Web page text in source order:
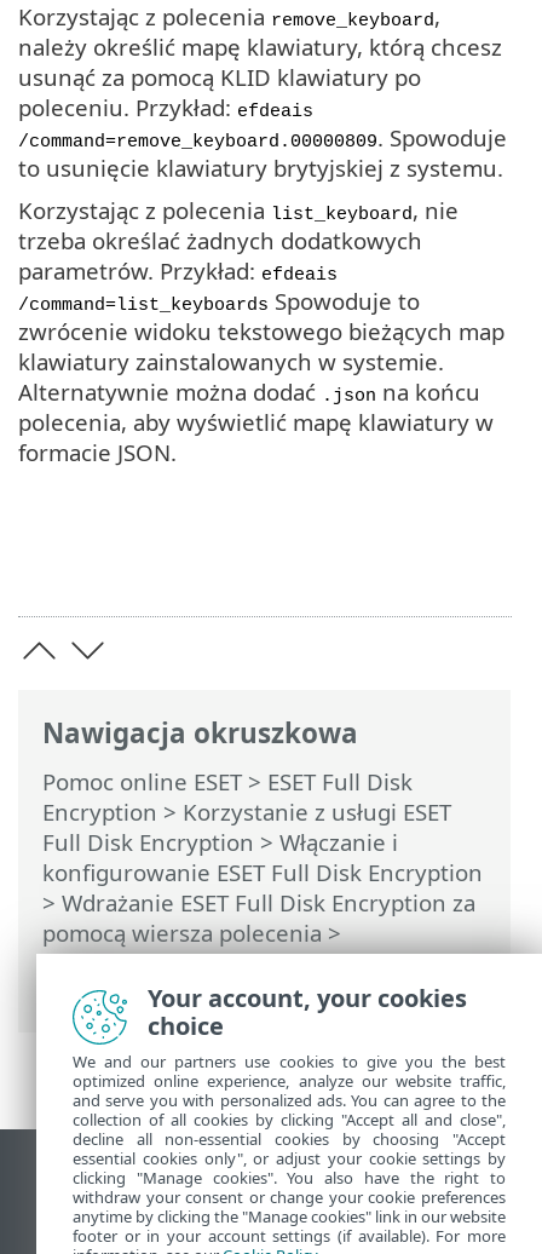
Nawigacja okruszkowa
Pomoc online ESET> ESET Full Disk
Encryption > Korzystanie z usługi ESET
Full Disk Encryption > Włączanie i
konfigurowanie ESET Full Disk Encryption
> Wdrażanie ESET Full Disk Encryption za
pomocą wiersza polecenia>
Dodawanie/usuwanie układów
klawiatury za pomocą wiersza poleceń
Korzystając z polecenia remove_keyboard,
należy określić mapę klawiatury, którą chcesz
usunąć za pomocą KLID klawiatury po
poleceniu. Przykład: efdeais
/command=remove_keyboard.00000809. Spowoduje
to usunięcie klawiatury brytyjskiej z systemu.
Korzystając z polecenia list_keyboard, nie
trzeba określać żadnych dodatkowych
parametrów. Przykład: efdeais
/command=list_keyboards Spowoduje to
zwrócenie widoku tekstowego bieżących map
klawiatury zainstalowanych w systemie.
Alternatywnie można dodać .json na końcu
polecenia, aby wyświetlić mapę klawiatury w
formacie JSON.
Wyświetl witrynę internetową dla
komputerów
End of Life
Your account, your cookies
choice
We and our partners use cookies to give you the best
optimized online experience, analyze our website traffic,
and serve you with personalized ads. You can agree to the
collection of all cookies by clicking "Accept all and close",
decline all non-essential cookies by choosing "Accept
essential cookies only", or adjust your cookie settings by
clicking "Manage cookies". You also have the right to
withdraw your consent or change your cookie preferences
anytime by clicking the "Manage cookies" link in our website
footer or in your account settings (if available). For more